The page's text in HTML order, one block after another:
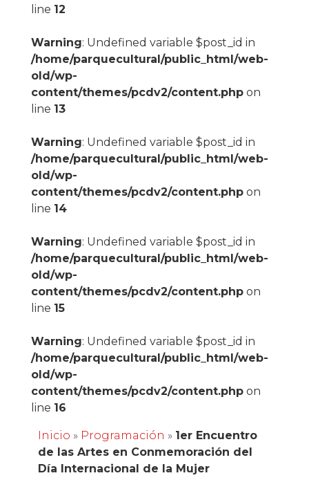
line 12
Warning: Undefined variable $post_id in
/home/parquecultural/public_html/web-
old/wp-
content/themes/pcdv2/content.phpon
line 13
Warning: Undefined variable $post_id in
/home/parquecultural/public_html/web-
old/wp-
content/themes/pcdv2/content.phpon
line 14
Warning: Undefined variable $post_id in
/home/parquecultural/public_html/web-
old/wp-
content/themes/pcdv2/content.phpon
line 15
Warning: Undefined variable $post_id in
/home/parquecultural/public_html/web-
old/wp-
content/themes/pcdv2/content.phpon
line 16
Inicio » Programación » 1er Encuentro
de las Artes en Conmemoración del
Día Internacional de la Mujer